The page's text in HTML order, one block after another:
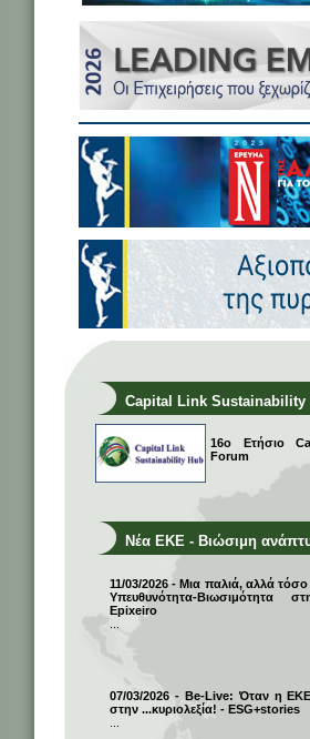
Capital Link Sustainability
16ο Ετήσιο
Forum
Νέα ΕΚΕ - Βιώσιμη
11/03/2026 - Μια παλιά, αλλά
Υπευθυνότητα-Βιωσιμότητα
Epixeiro
07/03/2026 - Be-Live: Όταν η
στην ...κυριολεξία! - ESG+stories